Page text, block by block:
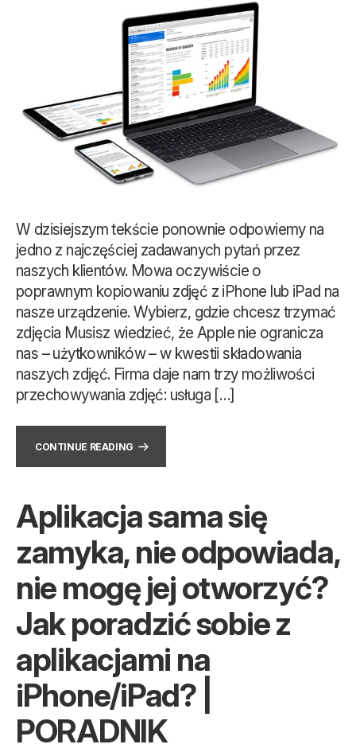
W dzisiejszym tekście ponownie odpowiemy na
jedno z najczęściej zadawanych pytań przez
naszych klientów. Mowa oczywiście o
poprawnym kopiowaniu zdjęć z iPhone lub iPad na
nasze urządzenie. Wybierz, gdzie chcesz trzymać
zdjęcia Musisz wiedzieć, że Apple nie ogranicza
nas – użytkowników – w kwestii składowania
naszych zdjęć. Firma daje nam trzy możliwości
przechowywania zdjęć: usługa […]
CONTINUE READING
Aplikacja sama się
zamyka, nie odpowiada,
nie mogę jej otworzyć?
Jak poradzić sobie z
aplikacjami na
iPhone/iPad? |
PORADNIK